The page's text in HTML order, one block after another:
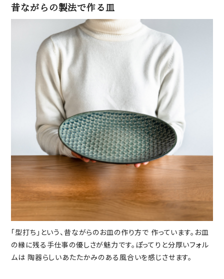
昔ながらの製法で作る皿
「型打ち」という、昔ながらのお皿の作り方で 作っています。お皿
の縁に残る手仕事の優しさが魅力です。ぽってりと分厚いフォル
ムは 陶器らしいあたたかみのある風合いを感じさせます。